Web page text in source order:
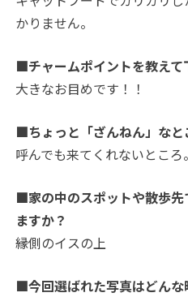
かりません。
■チャームポイントを教えて
大きなお目めです！！
■ちょっと「ざんねん」なと
呼んでも来てくれないところ。
■家の中のスポットや散歩先
ますか？
縁側のイスの上
■今回選ばれた写真はどんな